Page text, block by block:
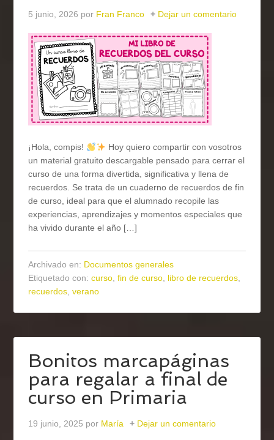
5 junio, 2026 por Fran Franco Dejar un comentario
¡Hola, compis!
Hoy quiero compartir con vosotros
un material gratuito descargable pensado para cerrar el
curso de una forma divertida, significativa y llena de
recuerdos. Se trata de un cuaderno de recuerdos de fin
de curso, ideal para que el alumnado recopile las
experiencias, aprendizajes y momentos especiales que
ha vivido durante el año […]
Archivado en: Documentos generales
Etiquetado con:curso,fin de curso, libro de recuerdos,
recuerdos,verano
Bonitos marcapáginas
para regalar a final de
curso en Primaria
19 junio, 2025 por María Dejar un comentario